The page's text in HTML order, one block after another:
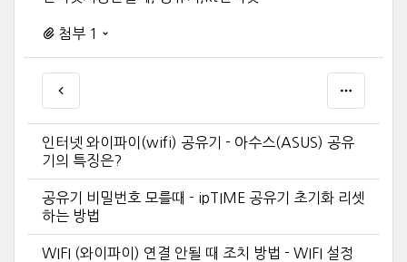
첨부 1
인터넷 와이파이(wifi) 공유기 - 아수스(ASUS) 공유
기의 특징은?
공유기 비밀번호 모를때 - ipTIME 공유기 초기화 리셋
하는 방법
WIFI (와이파이) 연결 안될 때 조치 방법 - WIFI 설정